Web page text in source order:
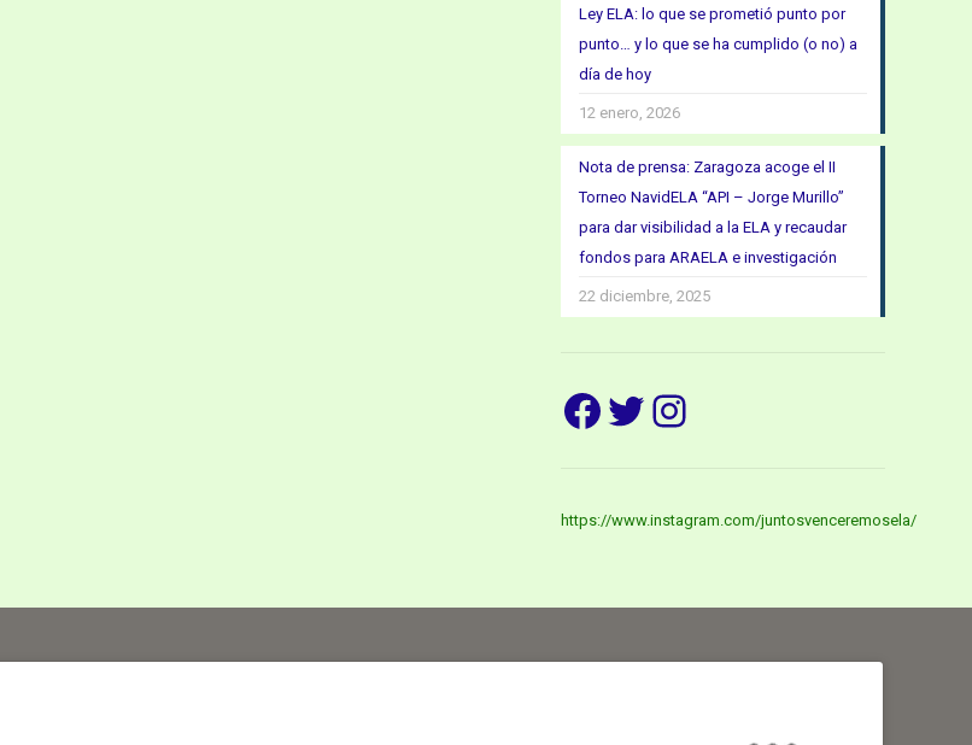
Ley ELA: lo que se prometió punto por
punto… y lo que se ha cumplido (o no) a
día de hoy
12 enero, 2026
Nota de prensa: Zaragoza acoge el II
Torneo NavidELA “API – Jorge Murillo”
para dar visibilidad a la ELA y recaudar
fondos para ARAELA e investigación
22 diciembre, 2025
Facebook
Twitter
Instagram
https://www.instagram.com/juntosvenceremosela/